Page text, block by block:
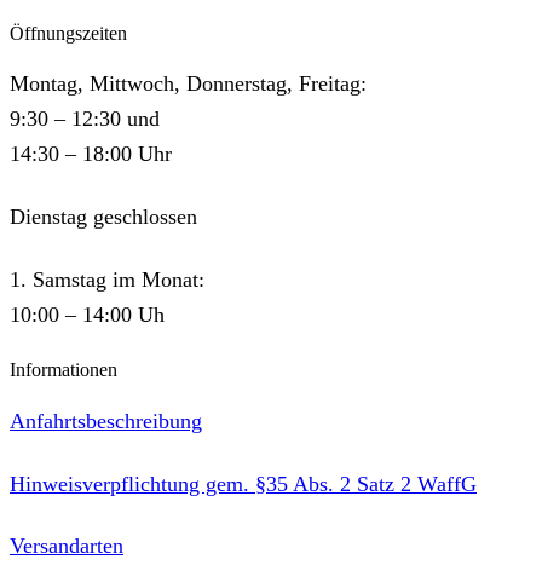
Öffnungszeiten
Montag, Mittwoch, Donnerstag, Freitag:
9:30 – 12:30 und
14:30 – 18:00 Uhr
Dienstag geschlossen
1. Samstag im Monat:
10:00 – 14:00 Uh
Informationen
Anfahrtsbeschreibung
Hinweisverpflichtung gem. §35 Abs. 2 Satz 2 WaffG
Versandarten